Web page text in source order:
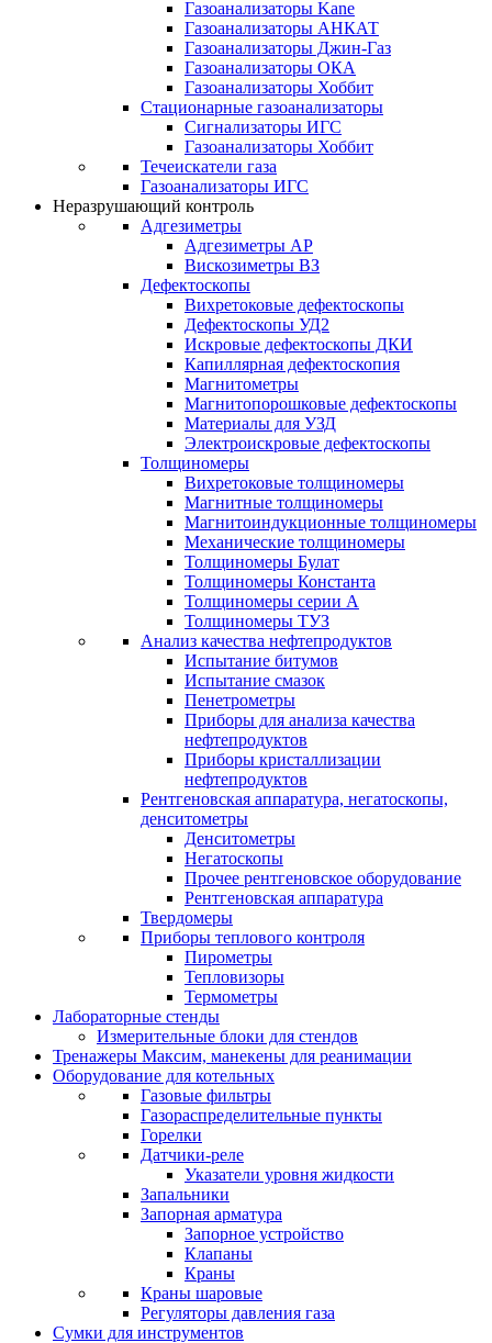
Газоанализаторы Kane
Газоанализаторы АНКАТ
Газоанализаторы Джин-Газ
Газоанализаторы ОКА
Газоанализаторы Хоббит
Стационарные газоанализаторы
Сигнализаторы ИГС
Газоанализаторы Хоббит
Течеискатели газа
Газоанализаторы ИГС
Неразрушающий контроль
Адгезиметры
Адгезиметры АР
Вискозиметры ВЗ
Дефектоскопы
Вихретоковые дефектоскопы
Дефектоскопы УД2
Искровые дефектоскопы ДКИ
Капиллярная дефектоскопия
Магнитометры
Магнитопорошковые дефектоскопы
Материалы для УЗД
Электроискровые дефектоскопы
Толщиномеры
Вихретоковые толщиномеры
Магнитные толщиномеры
Магнитоиндукционные толщиномеры
Механические толщиномеры
Толщиномеры Булат
Толщиномеры Константа
Толщиномеры серии А
Толщиномеры ТУЗ
Анализ качества нефтепродуктов
Испытание битумов
Испытание смазок
Пенетрометры
Приборы для анализа качества
нефтепродуктов
Приборы кристаллизации
нефтепродуктов
Рентгеновская аппаратура, негатоскопы,
денситометры
Денситометры
Негатоскопы
Прочее рентгеновское оборудование
Рентгеновская аппаратура
Твердомеры
Приборы теплового контроля
Пирометры
Тепловизоры
Термометры
Лабораторные стенды
Измерительные блоки для стендов
Тренажеры Максим, манекены для реанимации
Оборудование для котельных
Газовые фильтры
Газораспределительные пункты
Горелки
Датчики-реле
Указатели уровня жидкости
Запальники
Запорная арматура
Запорное устройство
Клапаны
Краны
Краны шаровые
Регуляторы давления газа
Сумки для инструментов